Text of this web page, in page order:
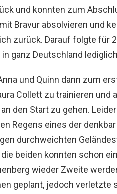
und konnten zum
Bravur absolvieren und
zurück. Darauf folgte für
ganz Deutschland
und Quinn dann zum
Collett zu trainieren und
den Start zu gehen.
Regens eines der
durchweichten
beiden konnten schon
wieder Zweite
geplant, jedoch verletzte